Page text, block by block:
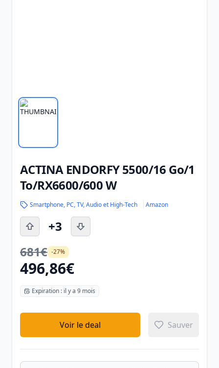
ACTINA ENDORFY 5500/16 Go/1
To/RX6600/600 W
Smartphone, PC, TV, Audio et High-Tech Amazon
+3
681€ -27%
496,86€
Expiration : il y a 9 mois
Voir le deal Sauver